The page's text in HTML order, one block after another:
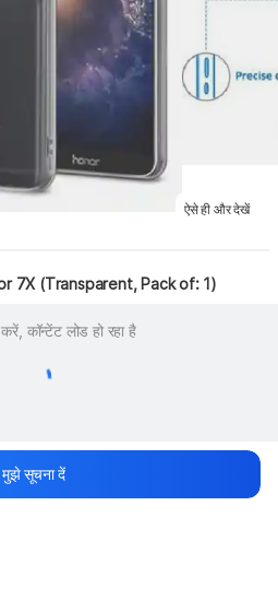
ऐसे ही और देखें
7X (Transparent, Pack of: 1)
कॉन्टेंट लोड हो रहा है
मुझे सूचना दें